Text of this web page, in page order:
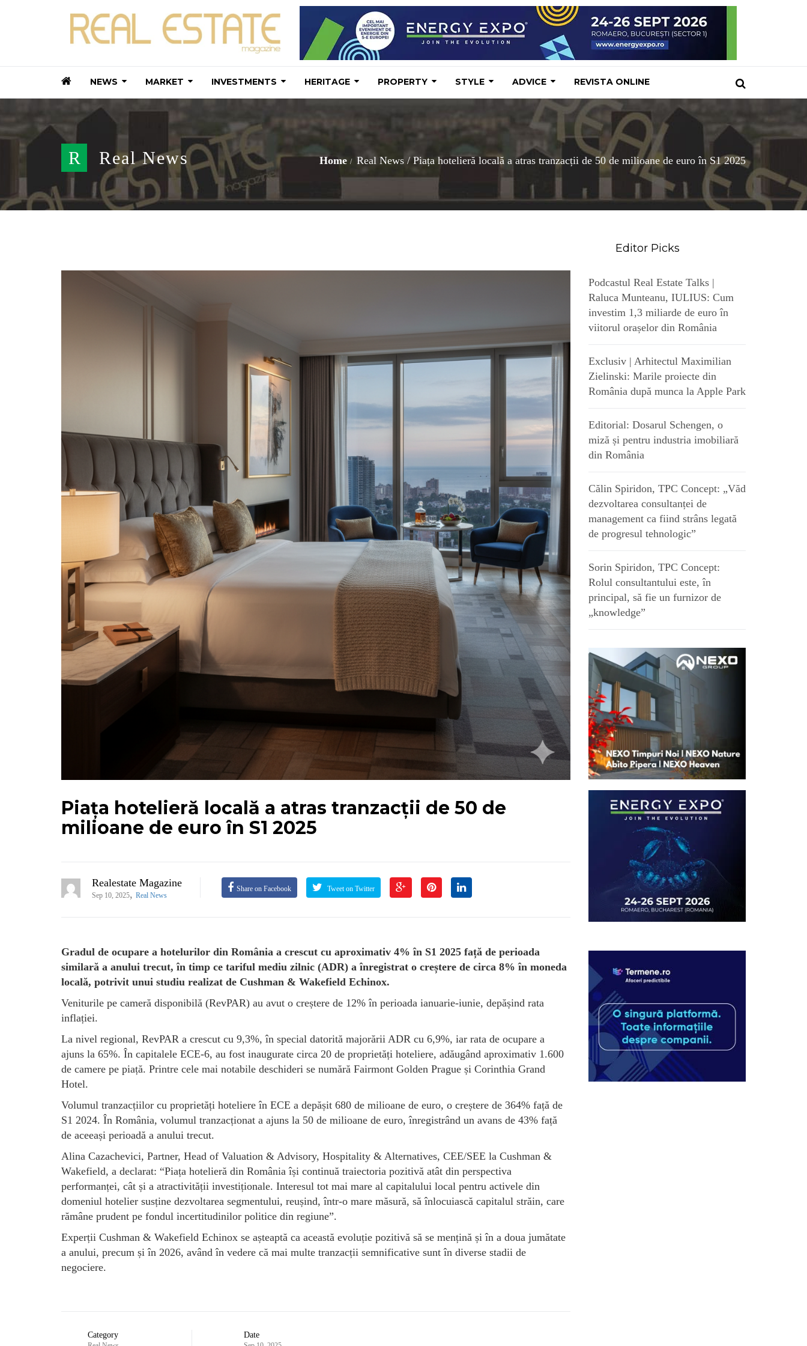
NEWS MARKET INVESTMENTS HERITAGE PROPERTY STYLE ADVICE REVISTA ONLINE
R Real News Home Real News /Piața hotelieră locală a atras tranzacții de 50 de milioane de euro în S1 2025
Piața hotelieră locală a atras tranzacții de 50 de
milioane de euro în S1 2025
Realestate Magazine
Sep 10, 2025, Real News
Share on Facebook Tweet on Twitter
Gradul de ocupare a hotelurilor din România a crescut cu aproximativ 4% în S1 2025 față de perioada
similară a anului trecut, în timp ce tariful mediu zilnic (ADR) a înregistrat o creștere de circa 8% în moneda
locală, potrivit unui studiu realizat de Cushman & Wakefield Echinox.
Veniturile pe cameră disponibilă (RevPAR) au avut o creștere de 12% în perioada ianuarie-iunie, depășind rata
inflației.
La nivel regional, RevPAR a crescut cu 9,3%, în special datorită majorării ADR cu 6,9%, iar rata de ocupare a
ajuns la 65%. În capitalele ECE-6, au fost inaugurate circa 20 de proprietăți hoteliere, adăugând aproximativ 1.600
de camere pe piață. Printre cele mai notabile deschideri se numără Fairmont Golden Prague și Corinthia Grand
Hotel.
Volumul tranzacțiilor cu proprietăți hoteliere în ECE a depășit 680 de milioane de euro, o creștere de 364% față de
S1 2024. În România, volumul tranzacționat a ajuns la 50 de milioane de euro, înregistrând un avans de 43% față
de aceeași perioadă a anului trecut.
Alina Cazachevici, Partner, Head of Valuation & Advisory, Hospitality & Alternatives, CEE/SEE la Cushman &
Wakefield, a declarat: “Piața hotelieră din România își continuă traiectoria pozitivă atât din perspectiva
performanței, cât și a atractivității investiționale. Interesul tot mai mare al capitalului local pentru activele din
domeniul hotelier susține dezvoltarea segmentului, reușind, într-o mare măsură, să înlocuiască capitalul străin, care
rămâne prudent pe fondul incertitudinilor politice din regiune”.
Experții Cushman & Wakefield Echinox se așteaptă ca această evoluție pozitivă să se mențină și în a doua jumătate
a anului, precum și în 2026, având în vedere că mai multe tranzacții semnificative sunt în diverse stadii de
negociere.
Category Date
Editor Picks
Podcastul Real Estate Talks |
Raluca Munteanu, IULIUS: Cum
investim 1,3 miliarde de euro în
viitorul orașelor din România
Exclusiv | Arhitectul Maximilian
Zielinski: Marile proiecte din
România după munca la Apple Park
Editorial: Dosarul Schengen, o
miză și pentru industria imobiliară
din România
Călin Spiridon, TPC Concept: „Văd
dezvoltarea consultanței de
management ca fiind strâns legată
de progresul tehnologic”
Sorin Spiridon, TPC Concept:
Rolul consultantului este, în
principal, să fie un furnizor de
„knowledge”